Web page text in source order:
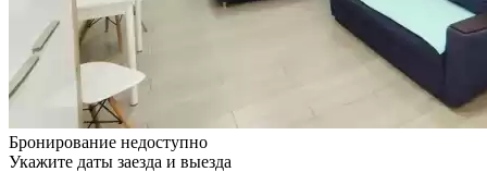
Бронирование недоступно
Укажите даты заезда и выезда